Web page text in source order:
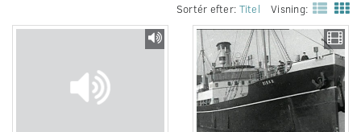
Sortér efter: Titel Visning: